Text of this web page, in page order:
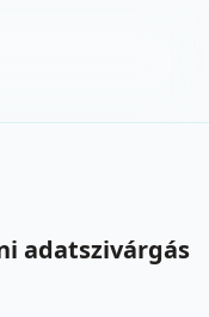
adatszivárgás